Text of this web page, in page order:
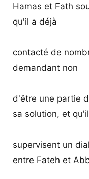
Hamas et Fath
qu'il a déjà
contacté de
demandant non
d'être une partie
sa solution, et
supervisent un
entre Fateh et